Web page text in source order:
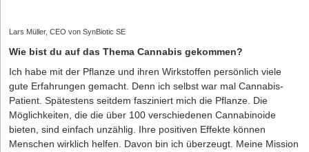
Lars Müller, CEO von SynBiotic SE
Wie bist du auf das Thema Cannabis gekommen?
Ich habe mit der Pflanze und ihren Wirkstoffen persönlich viele
gute Erfahrungen gemacht. Denn ich selbst war mal Cannabis-
Patient. Spätestens seitdem fasziniert mich die Pflanze. Die
Möglichkeiten, die die über 100 verschiedenen Cannabinoide
bieten, sind einfach unzählig. Ihre positiven Effekte können
Menschen wirklich helfen. Davon bin ich überzeugt. Meine Mission